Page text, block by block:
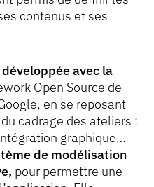
contenus et ses
développée avec la
Open Source de
en se reposant
cadrage des ateliers :
graphique…
de modélisation
pour permettre une